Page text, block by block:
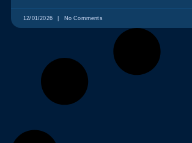
12/01/2026 No Comments